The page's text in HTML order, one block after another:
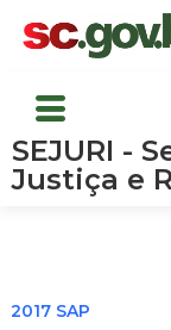
SEJURI -
Justiça e
2017 SAP